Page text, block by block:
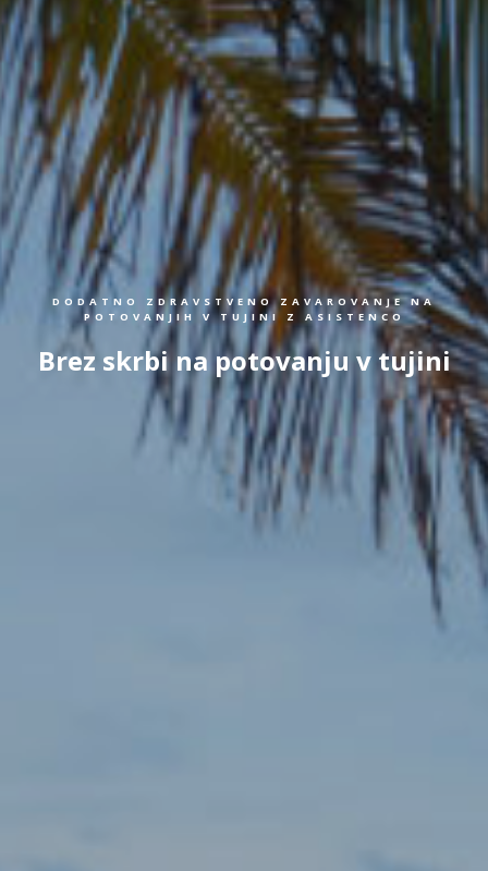
DODATNO ZDRAVSTVENO ZAVAROVANJE NA
POTOVANJIH V TUJINI Z ASISTENCO
Brez skrbi na potovanju v tujini